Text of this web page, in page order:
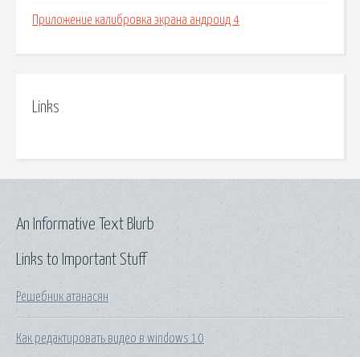
Приложение калибровка экрана андроид 4
Links
Links to Important Stuff
Решебник атанасян
Как редактировать видео в windows 10
An Informative Text Blurb